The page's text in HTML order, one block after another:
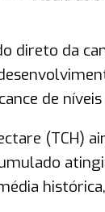
direto da
de níveis
(TCH)